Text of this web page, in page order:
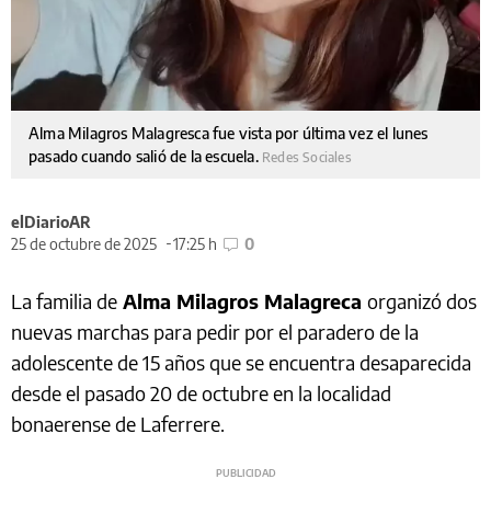
Alma Milagros Malagresca fue vista por última vez el lunes
pasado cuando salió de la escuela. Redes Sociales
elDiarioAR
25 de octubre de 2025
17:25 h 0
La familia de Alma Milagros Malagreca organizó dos
nuevas marchas para pedir por el paradero de la
adolescente de 15 años que se encuentra desaparecida
desde el pasado 20 de octubre en la localidad
bonaerense de Laferrere.